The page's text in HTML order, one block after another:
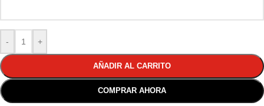
- +
AÑADIR AL CARRITO
COMPRAR AHORA